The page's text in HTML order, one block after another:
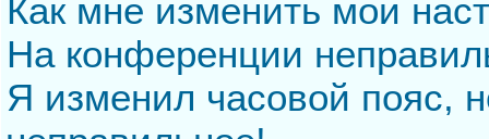
Как мне изменить мои
На конференции
Я изменил часовой пояс,